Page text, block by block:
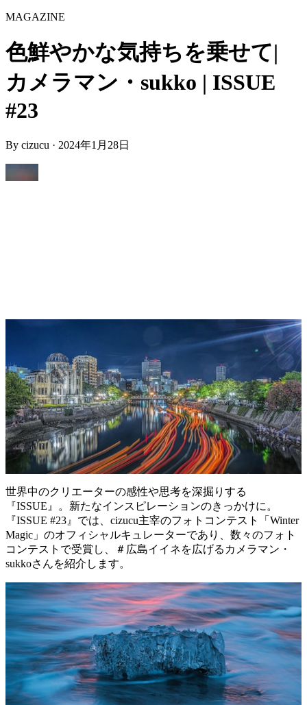
MAGAZINE
色鮮やかな気持ちを乗せて|
カメラマン・sukko | ISSUE
#23
By cizucu · 2024年1月28日
世界中のクリエーターの感性や思考を深掘りする
『ISSUE』。新たなインスピレーションのきっかけに。
『ISSUE #23』では、cizucu主宰のフォトコンテスト「Winter
Magic」のオフィシャルキュレーターであり、数々のフォト
コンテストで受賞し、＃広島イイネを広げるカメラマン・
sukkoさんを紹介します。